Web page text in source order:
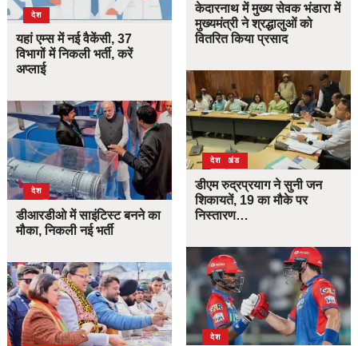
देश
यहां एम्स में नई वैकेंसी, 37
विभागों में निकली भर्ती, करें
अप्लाई
देश
डीआरडीओ में साइंटिस्ट बनने का
मौका, निकली नई भर्ती
केदारनाथ में मुख्य सेवक भंडारा में
मुख्यमंत्री ने श्रद्धालुओं को
वितरित किया प्रसाद
उत्तराखंड
देश
डीएम रुद्रप्रयाग ने सुनी जन
शिकायतें, 19 का मौके पर
निस्तारण…
देश